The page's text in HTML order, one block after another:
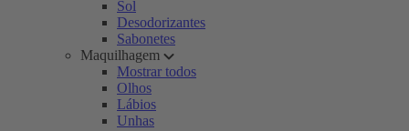
Sol
Desodorizantes
Sabonetes
Maquilhagem
Mostrar todos
Olhos
Lábios
Unhas